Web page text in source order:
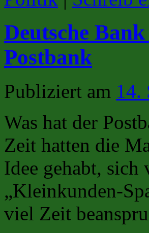
Deutsche
Postbank
Publiziert am 14.
Was hat der
Zeit hatten die
Idee gehabt,
„Kleinkunden-
viel Zeit